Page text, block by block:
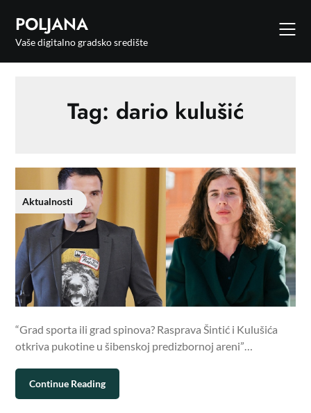
POLJANA
Vaše digitalno gradsko središte
Tag: dario kulušić
Aktualnosti
“Grad sporta ili grad spinova? Rasprava Šintić i Kulušića
otkriva pukotine u šibenskoj predizbornoj areni”…
Continue Reading